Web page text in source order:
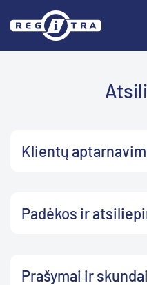
Klientų
Padėkos ir
Prašymai ir skundai